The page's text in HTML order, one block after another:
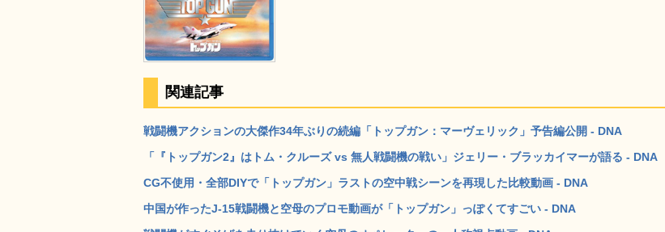
関連記事
戦闘機アクションの大傑作34年ぶりの続編「トップガン：マーヴェリック」予告編公開 - DNA
「『トップガン2』はトム・クルーズ vs 無人戦闘機の戦い」ジェリー・ブラッカイマーが語る - DNA
CG不使用・全部DIYで「トップガン」ラストの空中戦シーンを再現した比較動画 - DNA
中国が作ったJ-15戦闘機と空母のプロモ動画が「トップガン」っぽくてすごい - DNA